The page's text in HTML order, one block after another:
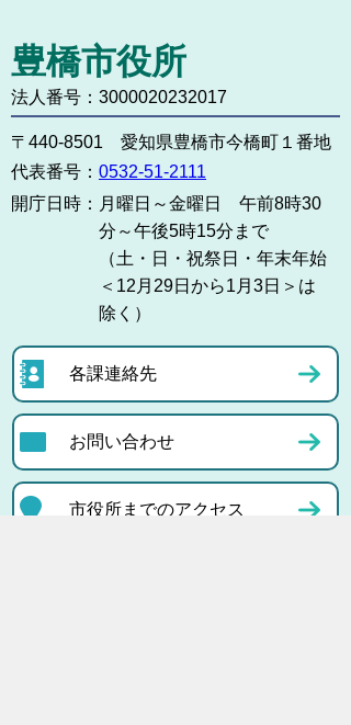
豊橋市役所
法人番号：3000020232017
〒440-8501 愛知県豊橋市今橋町１番地
代表番号： 0532-51-2111
開庁日時： 月曜日～金曜日 午前8時30
分～午後5時15分まで
（土・日・祝祭日・年末年始
＜12月29日から1月3日＞は
除く）
各課連絡先
お問い合わせ
市役所までのアクセス